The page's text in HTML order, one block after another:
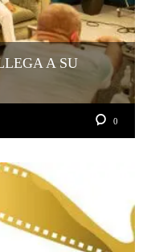
A SU
0